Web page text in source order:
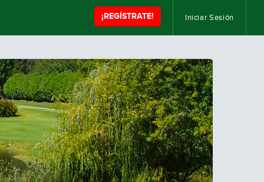
Iniciar Sesión
¡REGÍSTRATE!